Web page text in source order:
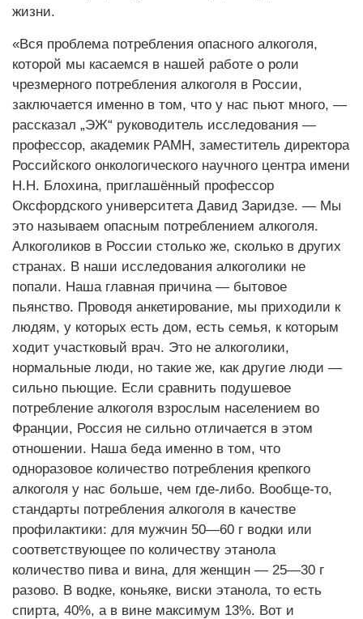
жизни.
«Вся проблема потребления опасного алкоголя,
которой мы касаемся в нашей работе о роли
чрезмерного потребления алкоголя в России,
заключается именно в том, что у нас пьют много, —
рассказал „ЭЖ“ руководитель исследования —
профессор, академик РАМН, заместитель директора
Российского онкологического научного центра имени
Н.Н. Блохина, приглашённый профессор
Оксфордского университета Давид Заридзе. — Мы
это называем опасным потреблением алкоголя.
Алкоголиков в России столько же, сколько в других
странах. В наши исследования алкоголики не
попали. Наша главная причина — бытовое
пьянство. Проводя анкетирование, мы приходили к
людям, у которых есть дом, есть семья, к которым
ходит участковый врач. Это не алкоголики,
нормальные люди, но такие же, как другие люди —
сильно пьющие. Если сравнить подушевое
потребление алкоголя взрослым населением во
Франции, Россия не сильно отличается в этом
отношении. Наша беда именно в том, что
одноразовое количество потребления крепкого
алкоголя у нас больше, чем где-либо. Вообще-то,
стандарты потребления алкоголя в качестве
профилактики: для мужчин 50—60 г водки или
соответствующее по количеству этанола
количество пива и вина, для женщин — 25—30 г
разово. В водке, коньяке, виски этанола, то есть
спирта, 40%, а в вине максимум 13%. Вот и